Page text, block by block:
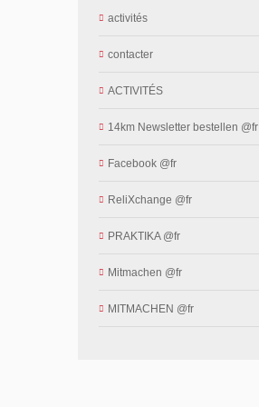
activités
contacter
ACTIVITÉS
14km Newsletter bestellen @fr
Facebook @fr
ReliXchange @fr
PRAKTIKA @fr
Mitmachen @fr
MITMACHEN @fr